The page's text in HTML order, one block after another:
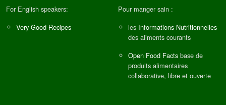
For English speakers:
Very Good Recipes
Pour manger sain :
les Informations Nutritionnelles
des aliments courants
Open Food Facts base de
produits alimentaires
collaborative, libre et ouverte